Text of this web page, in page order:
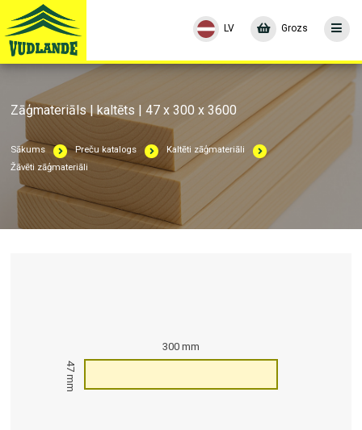
Grozs
LV
Zāģmateriāls | kaltēts | 47 x 300 x 3600
Sākums Preču katalogs
Kaltēti zāģmateriāli
Žāvēti zāģmateriāli
300 mm
47 mm